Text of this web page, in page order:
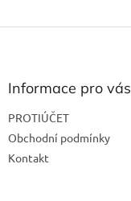
Z
Informace pro vás
PROTIÚČET
Obchodní podmínky
Kontakt